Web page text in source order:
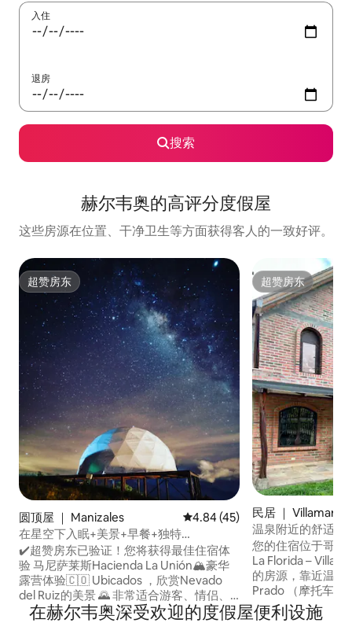
入住
退房
搜索
赫尔韦奥的高评分度假屋
这些房源在位置、干净卫生等方面获得客人的一致好评。
超赞房东
超赞房东
圆顶屋 ｜ Manizales 平均评分 4.84 分（满分 5 分）
4.84 (45)
在星空下入眠+美景+早餐+独特
@Manzales
✔️超赞房东已验证！您将获得最佳住宿体
验 马尼萨莱斯Hacienda La Unión🏔️豪华
露营体验🇨🇴 Ubicados ，欣赏Nevado
del Ruiz的美景 🌄 非常适合游客、情侣、
朋友和家庭入住。 👨‍👧‍👧 配备了我们所需
的一切，床单、保温袋、毛巾、清洁用品
超赞房东
超赞房东
民居 ｜ Villamaría
温泉附近的舒适乡
您的住宿位于哥伦
La Florida –
的房源，靠近温泉
Prado （摩托车、
泳池）、UNAL和
Starlink 高速互联
在赫尔韦奥深受欢迎的度假屋便利设施